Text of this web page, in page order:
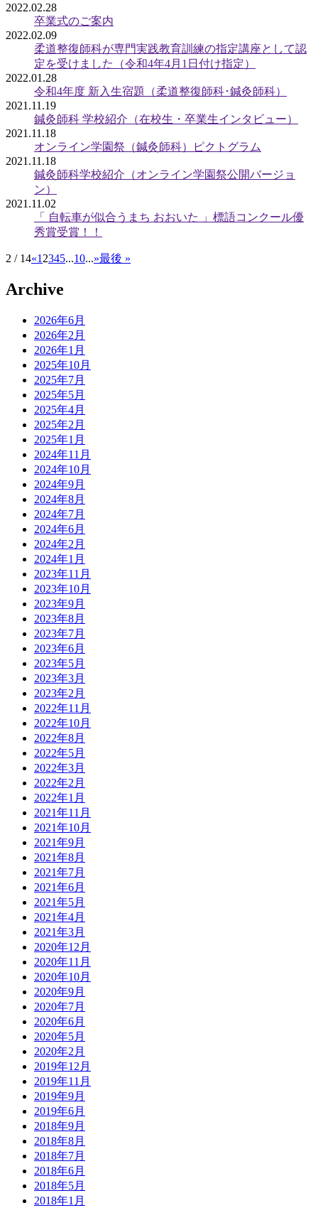
2022.02.28
卒業式のご案内
2022.02.09
柔道整復師科が専門実践教育訓練の指定講座として認
定を受けました（令和4年4月1日付け指定）
2022.01.28
令和4年度 新入生宿題（柔道整復師科･鍼灸師科）
2021.11.19
鍼灸師科 学校紹介（在校生・卒業生インタビュー）
2021.11.18
オンライン学園祭（鍼灸師科）ピクトグラム
2021.11.18
鍼灸師科学校紹介（オンライン学園祭公開バージョ
ン）
2021.11.02
「 自転車が似合うまち おおいた 」標語コンクール優
秀賞受賞！！
2 / 14«1 2345...10...»最後 »
Archive
2026年6月
2026年2月
2026年1月
2025年10月
2025年7月
2025年5月
2025年4月
2025年2月
2025年1月
2024年11月
2024年10月
2024年9月
2024年8月
2024年7月
2024年6月
2024年2月
2024年1月
2023年11月
2023年10月
2023年9月
2023年8月
2023年7月
2023年6月
2023年5月
2023年3月
2023年2月
2022年11月
2022年10月
2022年8月
2022年5月
2022年3月
2022年2月
2022年1月
2021年11月
2021年10月
2021年9月
2021年8月
2021年7月
2021年6月
2021年5月
2021年4月
2021年3月
2020年12月
2020年11月
2020年10月
2020年9月
2020年7月
2020年6月
2020年5月
2020年2月
2019年12月
2019年11月
2019年9月
2019年6月
2018年9月
2018年8月
2018年7月
2018年6月
2018年5月
2018年1月